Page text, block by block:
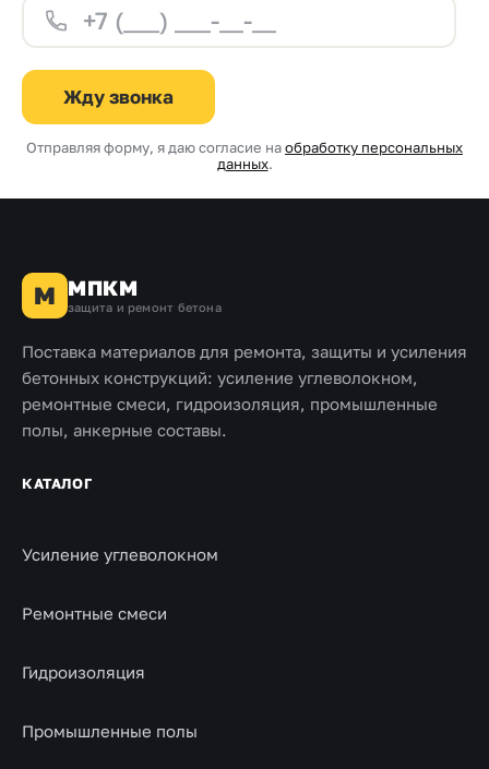
Жду звонка
Отправляя форму, я даю согласие наобработку персональных
данных.
М МПКМ
защита и ремонт бетона
Поставка материалов для ремонта, защиты и усиления
бетонных конструкций: усиление углеволокном,
ремонтные смеси, гидроизоляция, промышленные
полы, анкерные составы.
КАТАЛОГ
Усиление углеволокном
Ремонтные смеси
Гидроизоляция
Промышленные полы